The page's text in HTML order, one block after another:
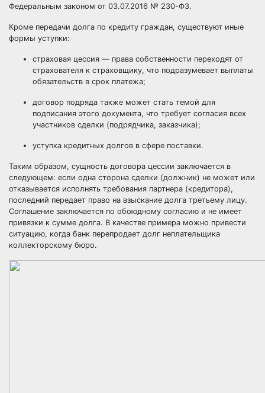
Федеральным законом от 03.07.2016 № 230-ФЗ.
Кроме передачи долга по кредиту граждан, существуют иные
формы уступки:
страховая цессия — права собственности переходят от
страхователя к страховщику, что подразумевает выплаты
обязательств в срок платежа;
договор подряда также может стать темой для
подписания этого документа, что требует согласия всех
участников сделки (подрядчика, заказчика);
уступка кредитных долгов в сфере поставки.
Таким образом, сущность договора цессии заключается в
следующем: если одна сторона сделки (должник) не может или
отказывается исполнять требования партнера (кредитора),
последний передает право на взыскание долга третьему лицу.
Соглашение заключается по обоюдному согласию и не имеет
привязки к сумме долга. В качестве примера можно привести
ситуацию, когда банк перепродает долг неплательщика
коллекторскому бюро.